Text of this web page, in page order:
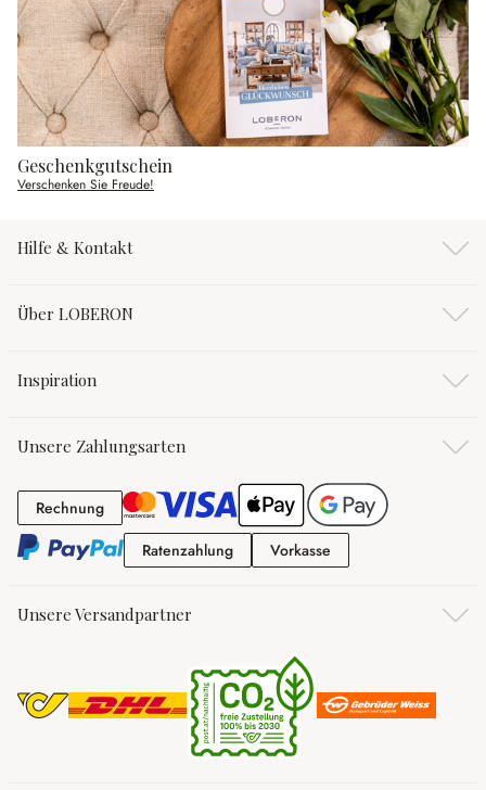
Geschenkgutschein
Verschenken Sie Freude!
Hilfe & Kontakt
Über LOBERON
Inspiration
Unsere Zahlungsarten
RechnungRechnung
RatenzahlungRatenzahlung
Vorkasse
Unsere Versandpartner